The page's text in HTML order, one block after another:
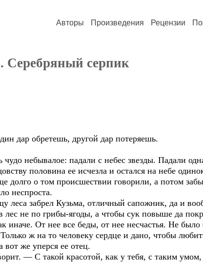
Авторы Произведения Рецензии
Серебряный серпик
дар обретешь, другой дар потеряешь.
небывалое: падали с небес звезды. Падали
половина ее исчезла и остался на небе
долго о том происшествии говорили, а потом
неспроста.
леса забрел Кузьма, отличный сапожник, да и
лес не по грибы-ягоды, а чтобы сук повыше да
иначе. От нее все беды, от нее несчастья. Не
ж на то человеку сердце и дано, чтобы
же уперся ее отец.
— С такой красотой, как у тебя, с таким